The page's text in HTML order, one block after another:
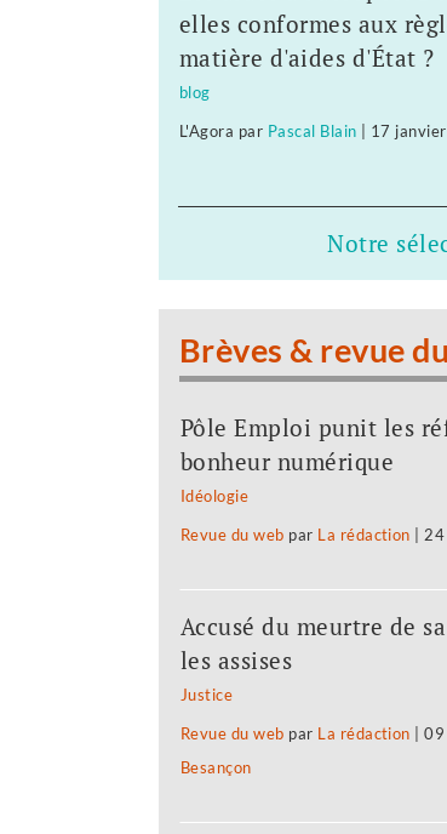
elles conformes aux
matière d'aides d'État ?
blog
L'Agora par Pascal Blain 17
Notre
Brèves & revue
Pôle Emploi punit les
bonheur numérique
Idéologie
Revue du web par La rédaction 24
Accusé du meurtre de
les assises
Justice
Revue du web par La rédaction |09
Besançon